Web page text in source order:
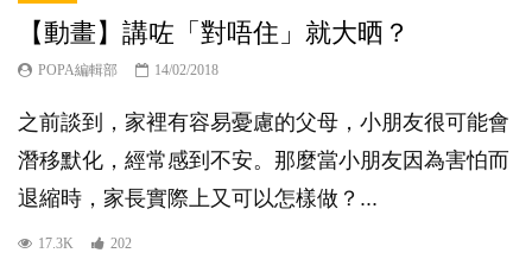
【動畫】講咗「對唔住」就大晒？
POPA編輯部 14/02/2018
之前談到，家裡有容易憂慮的父母，小朋友很可能會
潛移默化，經常感到不安。那麼當小朋友因為害怕而
退縮時，家長實際上又可以怎樣做？...
17.3K 202